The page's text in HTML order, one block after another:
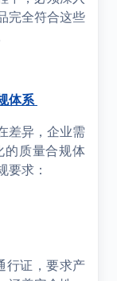
完全符合这些
体系
差异，企业需
的质量合规体
要求：
行证，要求产